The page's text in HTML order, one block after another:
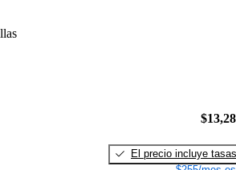
El precio incluye tasas